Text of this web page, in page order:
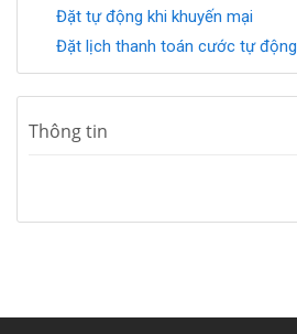
Đặt tự động khi khuyến mại
Đặt lịch thanh toán cước tự động
Thông tin